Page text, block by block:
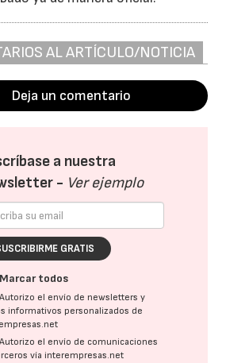
AL ARTÍCULO/NOTICIA
Deja un comentario
a nuestra
- Ver ejemplo
GRATIS
Marcar todos
Autorizo el envío de newsletters y
informativos personalizados de
Autorizo el envío de comunicaciones
vía interempresas.net